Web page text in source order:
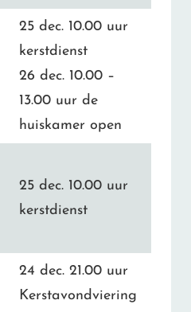
25 dec. 10.00 uur
kerstdienst
26 dec. 10.00 –
13.00 uur de
huiskamer open
25 dec. 10.00 uur
kerstdienst
24 dec. 21.00 uur
Kerstavondviering